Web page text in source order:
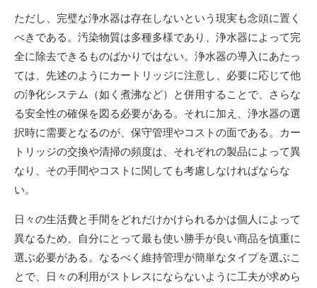
ただし、完璧な浄水器は存在しないという現実も念頭に置く
べきである。汚染物質は多種多様であり、浄水器によって完
全に除去できるものばかりではない。浄水器の導入にあたっ
ては、先述のようにカートリッジに注意し、必要に応じて他
の浄化システム（如く煮沸など）と併用することで、さらな
る安全性の確保を図る必要がある。それに加え、浄水器の選
択時に需要となるのが、保守管理やコストの面である。カー
トリッジの交換や清掃の頻度は、それぞれの製品によって異
なり、その手間やコストに関しても考慮しなければならな
い。
日々の生活費と手間をどれだけかけられるかは個人によって
異なるため、自分にとって最も使い勝手が良い商品を慎重に
選ぶ必要がある。なるべく維持管理が簡単なタイプを選ぶこ
とで、日々の利用がストレスにならないように工夫が求めら